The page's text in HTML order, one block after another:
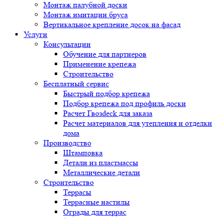
Монтаж палубной доски
Монтаж имитации бруса
Вертикальное крепление досок на фасад
Услуги
Консультации
Обучение для партнеров
Применение крепежа
Строительство
Бесплатный сервис
Быстрый подбор крепежа
Подбор крепежа под профиль доски
Расчет Гвозdeck для заказа
Расчет материалов для утепления и отделки
дома
Производство
Штамповка
Детали из пластмассы
Металлические детали
Строительство
Террасы
Террасные настилы
Ограды для террас